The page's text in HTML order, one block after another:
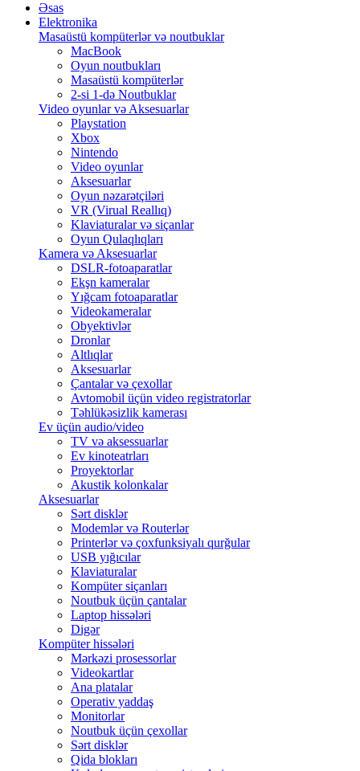
Əsas
Elektronika
Masaüstü kompüterlər və noutbuklar
MacBook
Oyun noutbukları
Masaüstü kompüterlər
2-si 1-də Noutbuklar
Video oyunlar və Aksesuarlar
Playstation
Xbox
Nintendo
Video oyunlar
Aksesuarlar
Oyun nəzarətçiləri
VR (Virual Reallıq)
Klaviaturalar və siçanlar
Oyun Qulaqlıqları
Kamera və Aksesuarlar
DSLR-fotoaparatlar
Ekşn kameralar
Yığcam fotoaparatlar
Videokameralar
Obyektivlər
Dronlar
Altlıqlar
Aksesuarlar
Çantalar və çexollar
Avtomobil üçün video registratorlar
Təhlükəsizlik kamerası
Ev üçün audio/video
TV və aksessuarlar
Ev kinoteatrları
Proyektorlar
Akustik kolonkalar
Aksesuarlar
Sərt disklər
Modemlər və Routerlər
Printerlər və çoxfunksiyalı qurğular
USB yığıcılar
Klaviaturalar
Kompüter siçanları
Noutbuk üçün çantalar
Laptop hissələri
Digər
Kompüter hissələri
Mərkəzi prosessorlar
Videokartlar
Ana platalar
Operativ yaddaş
Monitorlar
Noutbuk üçün çexollar
Sərt disklər
Qida blokları